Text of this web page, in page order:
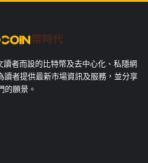
者而設的比特幣及去中心化、私隱網
者提供最新市場資訊及服務，並分享
的願景。